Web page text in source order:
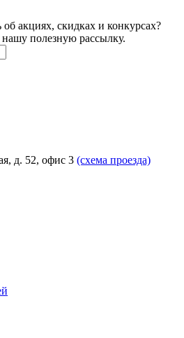
акциях, скидках и конкурсах?
полезную рассылку.
д. 52, офис 3 (схема проезда)